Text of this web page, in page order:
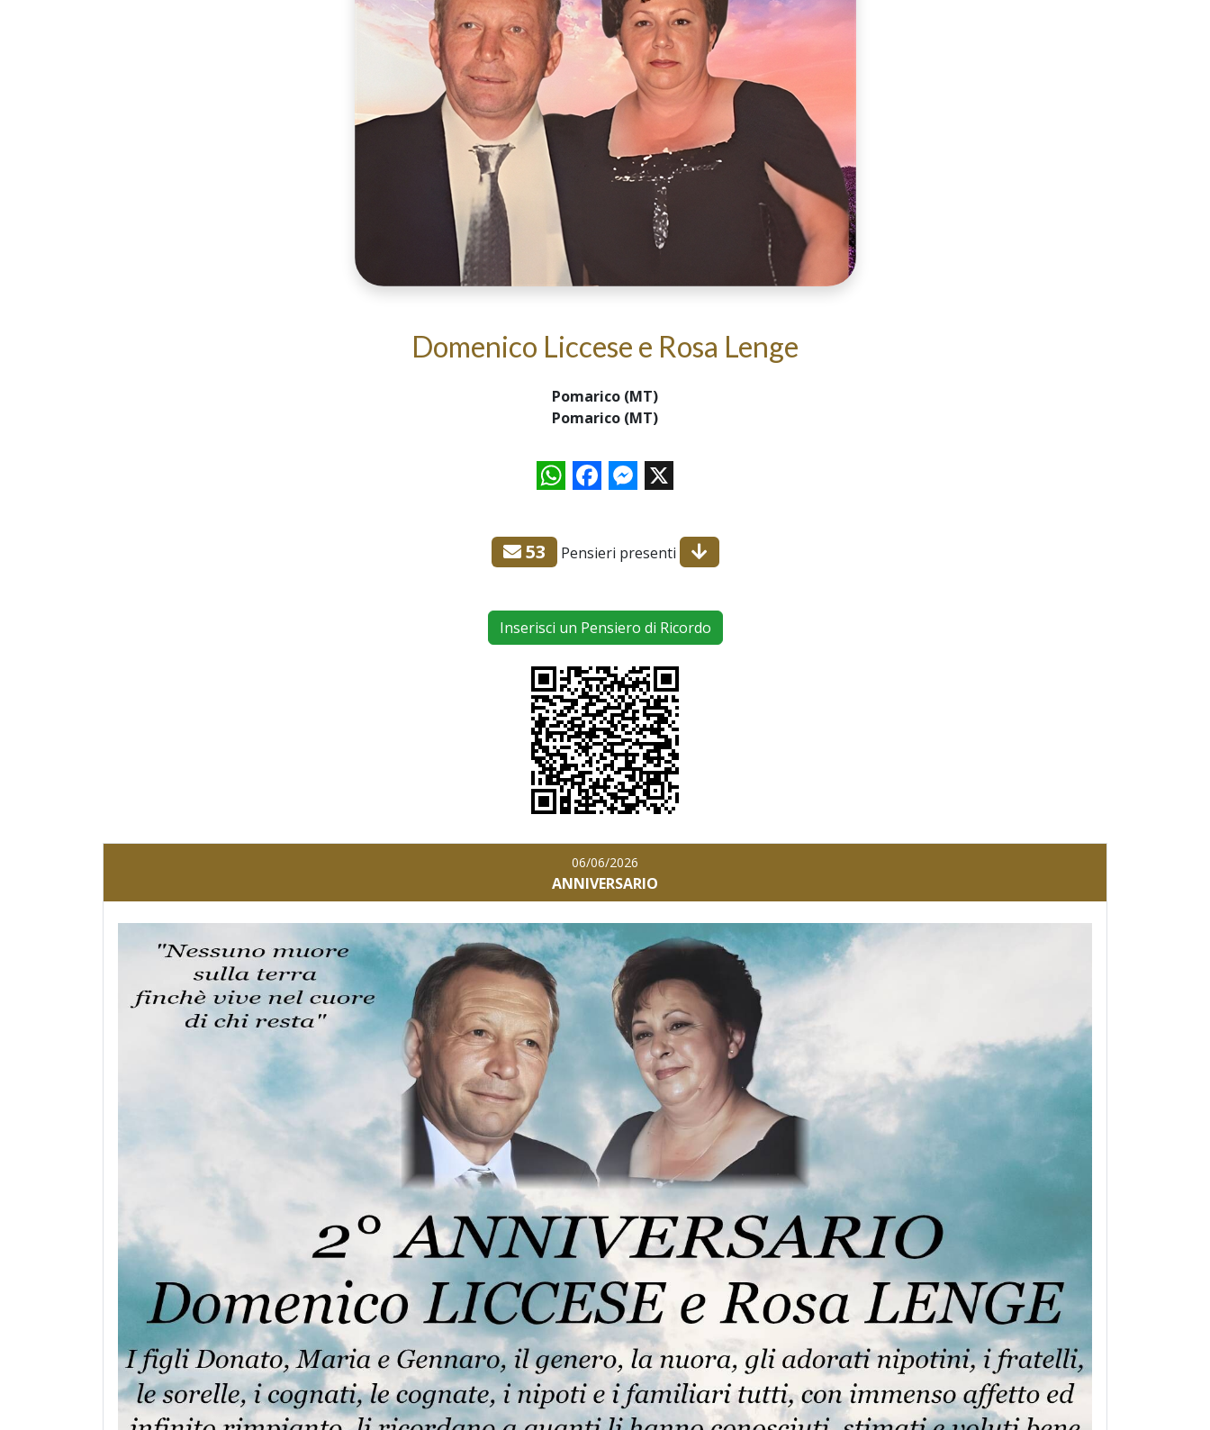
Domenico Liccese e Rosa Lenge
Pomarico (MT)
Pomarico (MT)
WhatsAppFacebookMessenger
X
53 Pensieri presenti
Inserisci un Pensiero di Ricordo
06/06/2026
ANNIVERSARIO